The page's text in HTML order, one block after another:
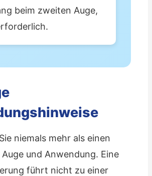
beim zweiten Auge,
niemals mehr als einen
und Anwendung. Eine
führt nicht zu einer